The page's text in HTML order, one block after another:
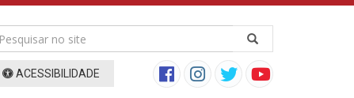
ACESSIBILIDADE